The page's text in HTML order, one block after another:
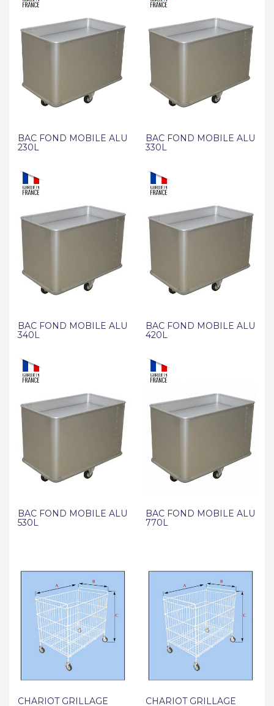
BAC FOND MOBILE ALU
230L
BAC FOND MOBILE ALU
330L
BAC FOND MOBILE ALU
340L
BAC FOND MOBILE ALU
420L
BAC FOND MOBILE ALU
530L
BAC FOND MOBILE ALU
770L
CHARIOT GRILLAGE
CHARIOT GRILLAGE